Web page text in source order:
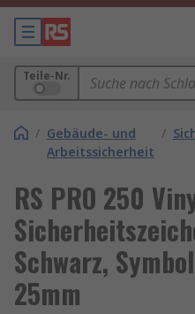
Teile-Nr.
/ Gebäude- und
Arbeitssicherheit
/
RS PRO 250
Schwarz,
25mm